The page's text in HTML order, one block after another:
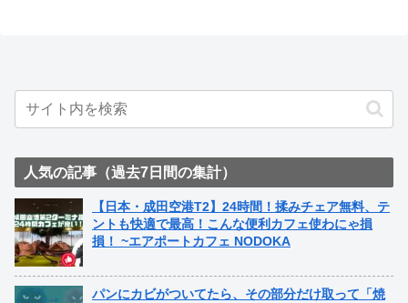
人気の記事（過去7日間の集計）
【日本・成田空港T2】24時間！揉みチェア無料、テ
ントも快適で最高！こんな便利カフェ使わにゃ損
損！ ~エアポートカフェ NODOKA
パンにカビがついてたら、その部分だけ取って「焼